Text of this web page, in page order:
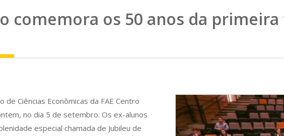
comemora os 50 anos da
Ciências Econômicas da FAE Centro
no dia 5 de setembro. Os ex-alunos
especial chamada de Jubileu de